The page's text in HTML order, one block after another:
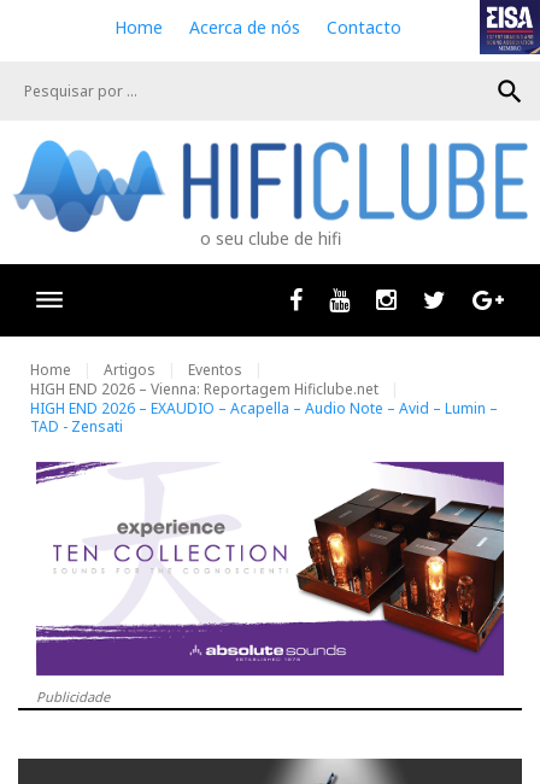
e
Home Acerca de nós Contacto
search
o seu clube de hifi
Facebook
Youtube InstagramTwitter
Home Artigos
Eventos
HIGH END 2026 – Vienna: Reportagem Hificlube.net
HIGH END 2026 – EXAUDIO – Acapella – Audio Note – Avid – Lumin –
TAD - Zensati
Publicidade